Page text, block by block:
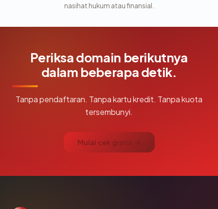
nasihat hukum atau finansial.
Periksa domain berikutnya
dalam beberapa detik.
Tanpa pendaftaran. Tanpa kartu kredit. Tanpa kuota
tersembunyi.
Mulai cek gratis →